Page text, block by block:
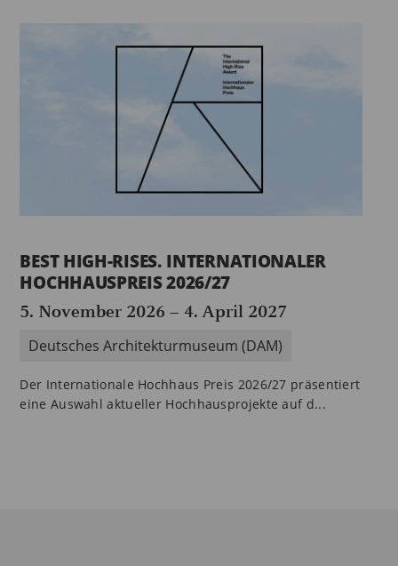
BEST HIGH-RISES. INTERNATIONALER
HOCHHAUSPREIS 2026/27
5. November 2026 – 4. April 2027
Deutsches Architekturmuseum (DAM)
Der Internationale Hochhaus Preis 2026/27 präsentiert
eine Auswahl aktueller Hochhausprojekte auf d...